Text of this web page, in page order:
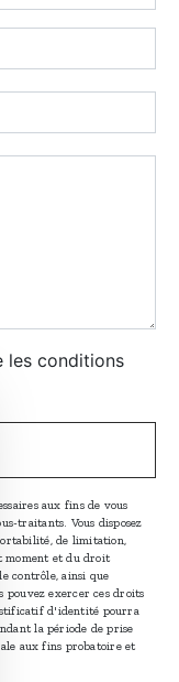
les conditions
aux fins de vous
traitants. Vous disposez
de limitation,
moment et du droit
contrôle, ainsi que
pouvez exercer ces droits
d'identité pourra
la période de prise
aux fins probatoire et